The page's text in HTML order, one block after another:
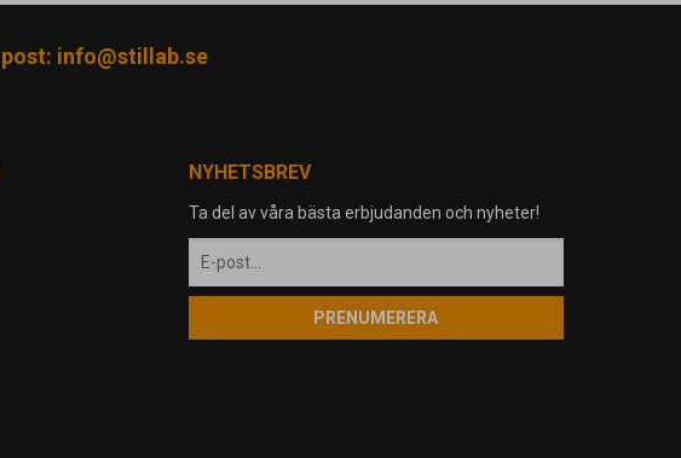
info@stillab.se
NYHETSBREV
Ta del av våra bästa erbjudanden och nyheter!
PRENUMERERA